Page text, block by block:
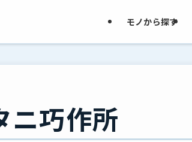
モノから探す
ニ巧作所